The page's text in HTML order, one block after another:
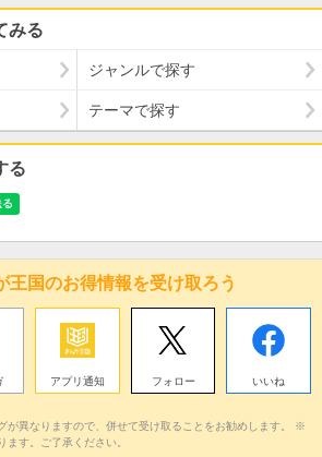
みる
ジャンルで探す
テーマで探す
る
王国のお得情報を受け取ろう
アプリ通知 フォロー いいね
が異なりますので、併せて受け取ることをお勧めします。 ※
す。ご了承ください。